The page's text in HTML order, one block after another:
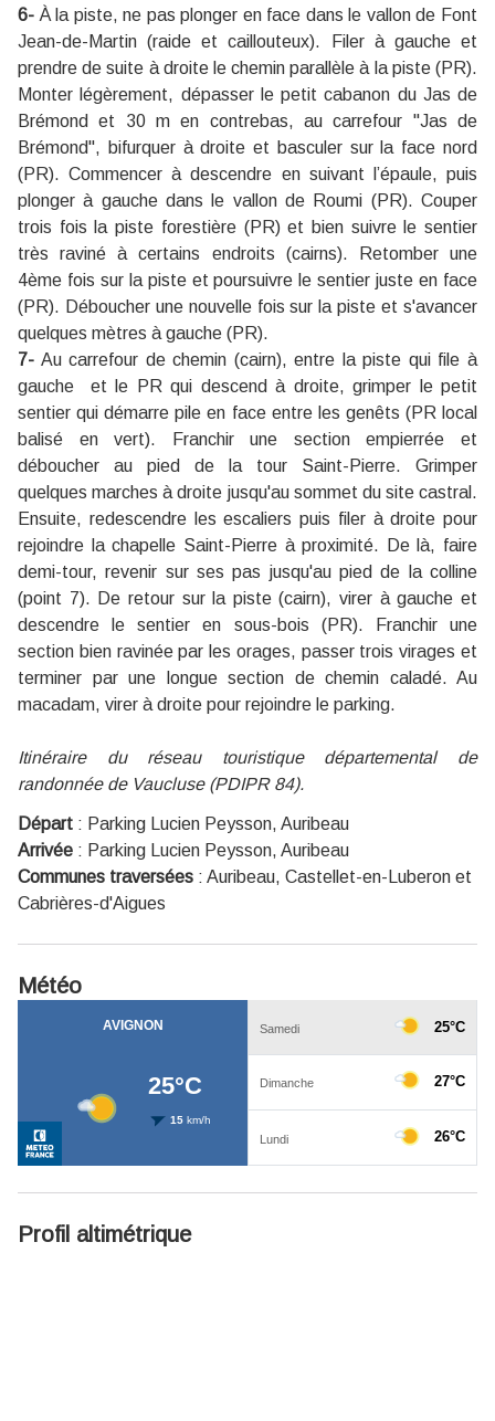
6- À la piste, ne pas plonger en face dans le vallon de Font
Jean-de-Martin (raide et caillouteux). Filer à gauche et
prendre de suite à droite le chemin parallèle à la piste (PR).
Monter légèrement, dépasser le petit cabanon du Jas de
Brémond et 30 m en contrebas, au carrefour ''Jas de
Brémond'', bifurquer à droite et basculer sur la face nord
(PR). Commencer à descendre en suivant l’épaule, puis
plonger à gauche dans le vallon de Roumi (PR). Couper
trois fois la piste forestière (PR) et bien suivre le sentier
très raviné à certains endroits (cairns). Retomber une
4ème fois sur la piste et poursuivre le sentier juste en face
(PR). Déboucher une nouvelle fois sur la piste et s'avancer
quelques mètres à gauche (PR).
7- Au carrefour de chemin (cairn), entre la piste qui file à
gauche et le PR qui descend à droite, grimper le petit
sentier qui démarre pile en face entre les genêts (PR local
balisé en vert). Franchir une section empierrée et
déboucher au pied de la tour Saint-Pierre. Grimper
quelques marches à droite jusqu'au sommet du site castral.
Ensuite, redescendre les escaliers puis filer à droite pour
rejoindre la chapelle Saint-Pierre à proximité. De là, faire
demi-tour, revenir sur ses pas jusqu'au pied de la colline
(point 7). De retour sur la piste (cairn), virer à gauche et
descendre le sentier en sous-bois (PR). Franchir une
section bien ravinée par les orages, passer trois virages et
terminer par une longue section de chemin caladé. Au
macadam, virer à droite pour rejoindre le parking.
Itinéraire du réseau touristique départemental de
randonnée de Vaucluse (PDIPR 84).
Départ : Parking Lucien Peysson, Auribeau
Arrivée : Parking Lucien Peysson, Auribeau
Communes traversées : Auribeau, Castellet-en-Luberon et
Cabrières-d'Aigues
Météo
Profil altimétrique